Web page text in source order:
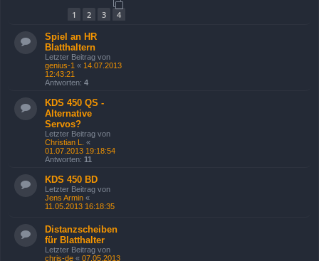
1 2 3 4
Spiel an HR
Blatthaltern
Letzter Beitrag von
genius-1 « 14.07.2013
12:43:21
Antworten: 4
KDS 450 QS -
Alternative
Servos?
Letzter Beitrag von
Christian L.
«
01.07.2013 19:18:54
Antworten: 11
KDS 450 BD
Letzter Beitrag von
Jens Armin «
11.05.2013 16:18:35
Distanzscheiben
für Blatthalter
Letzter Beitrag von
chris-de « 07.05.2013